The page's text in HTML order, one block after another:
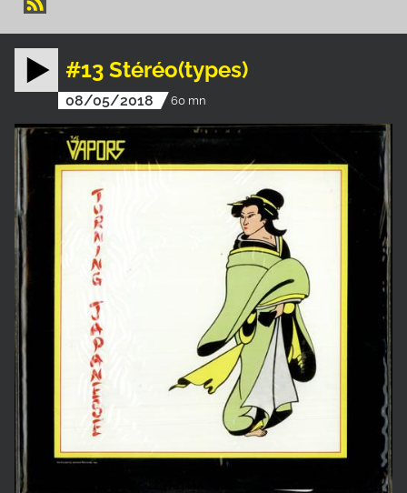
#13 Stéréo(types)
08/05/2018 60 mn